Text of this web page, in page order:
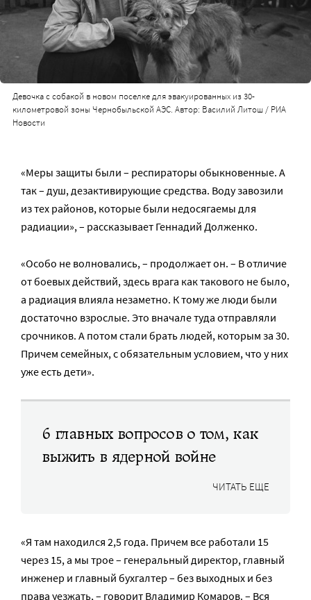
Девочка с собакой в новом поселке для эвакуированных из 30-
километровой зоны Чернобыльской АЭС. Автор: Василий Литош / РИА
Новости
«Меры защиты были – респираторы обыкновенные. А
так – душ, дезактивирующие средства. Воду завозили
из тех районов, которые были недосягаемы для
радиации», – рассказывает Геннадий Долженко.
«Особо не волновались, – продолжает он. – В отличие
от боевых действий, здесь врага как такового не было,
а радиация влияла незаметно. К тому же люди были
достаточно взрослые. Это вначале туда отправляли
срочников. А потом стали брать людей, которым за 30.
Причем семейных, с обязательным условием, что у них
уже есть дети».
6 главных вопросов о том, как
выжить в ядерной войне
ЧИТАТЬ ЕЩЕ
«Я там находился 2,5 года. Причем все работали 15
через 15, а мы трое – генеральный директор, главный
инженер и главный бухгалтер – без выходных и без
права уезжать, – говорит Владимир Комаров. – Вся